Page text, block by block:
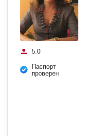
5.0
Паспорт
проверен